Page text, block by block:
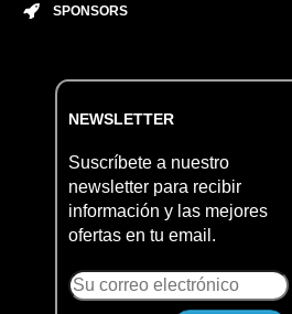
SPONSORS
NEWSLETTER
Suscríbete a nuestro
newsletter para recibir
información y las mejores
ofertas en tu email.